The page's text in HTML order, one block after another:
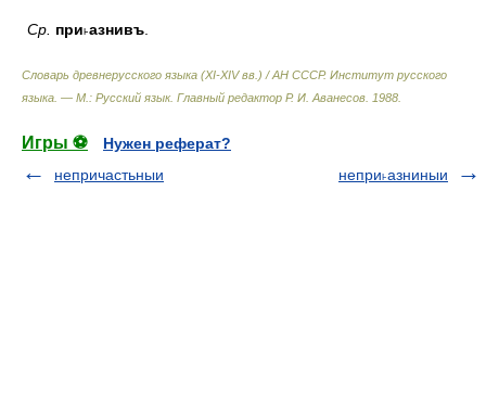
Ср. при˫азнивъ
Словарь древнерусского языка (XI-XIV вв.) / АН СССР. Институт русского
языка. — М.: Русский язык. Главный редактор Р. И. Аванесов 1988
Игры ⚽
Нужен реферат?
непричастьныи
непри˫азниныи